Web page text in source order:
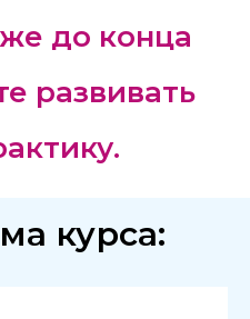
до конца
развивать
курса: